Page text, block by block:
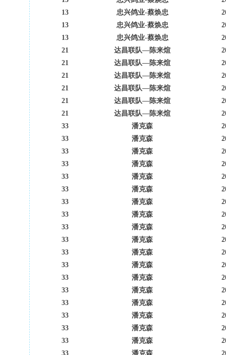
13
忠兴鸽业-蔡焕忠
13
忠兴鸽业-蔡焕忠
13
忠兴鸽业-蔡焕忠
21
达昌联队—陈来煊
21
达昌联队—陈来煊
21
达昌联队—陈来煊
21
达昌联队—陈来煊
21
达昌联队—陈来煊
21
达昌联队—陈来煊
33
潘克森
33
潘克森
33
潘克森
33
潘克森
33
潘克森
33
潘克森
33
潘克森
33
潘克森
33
潘克森
33
潘克森
33
潘克森
33
潘克森
33
潘克森
33
潘克森
33
潘克森
33
潘克森
33
潘克森
33
潘克森
33
潘克森